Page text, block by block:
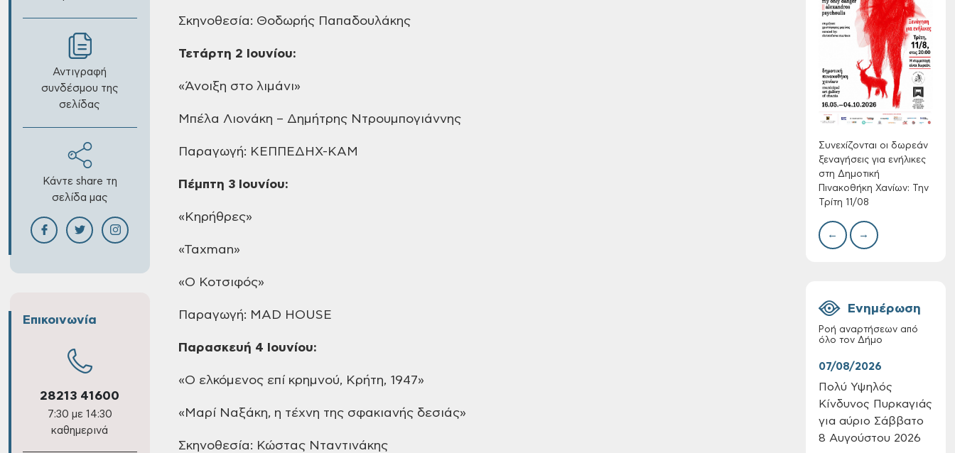
Αντιγραφή
συνδέσμου της
σελίδας
Κάντε share τη
σελίδα μας
Επικοινωνία
28213 41600
7:30 με 14:30
καθημερινά
Σκηνοθεσία: Θοδωρής Παπαδουλάκης
Τετάρτη 2 Ιουνίου:
«Άνοιξη στο λιμάνι»
Μπέλα Λιονάκη – Δημήτρης Ντρουμπογιάννης
Παραγωγή: ΚΕΠΠΕΔΗΧ-ΚΑΜ
Πέμπτη 3 Ιουνίου:
«Κηρήθρες»
«Taxman»
«Ο Κοτσιφός»
Παραγωγή: MAD HOUSE
Παρασκευή 4 Ιουνίου:
«Ο ελκόμενος επί κρημνού, Κρήτη, 1947»
«Μαρί Ναξάκη, η τέχνη της σφακιανής δεσιάς»
Σκηνοθεσία: Κώστας Νταντινάκης
Συνεχίζονται οι
δωρεάν ξεναγήσεις
για ενήλικες στη
Δημοτική
Πινακοθήκη Χανίων:
Την Τρίτη 11/08
08-2026
Επαναλειτουργία
του συστήματος
Συνεχίζονται οι δωρεάν
ξεναγήσεις για ενήλικες
στη Δημοτική
Πινακοθήκη Χανίων: Την
Τρίτη 11/08
← →
Ενημέρωση
Ροή αναρτήσεων από
όλο τον Δήμο
07/08/2026
Πολύ Υψηλός
Κίνδυνος Πυρκαγιάς
για αύριο Σάββατο
8 Αυγούστου 2026